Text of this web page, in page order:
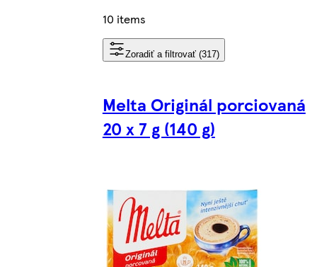
10 items
Zoradiť a filtrovať (317)
Melta Originál porciovaná
20 x 7 g (140 g)